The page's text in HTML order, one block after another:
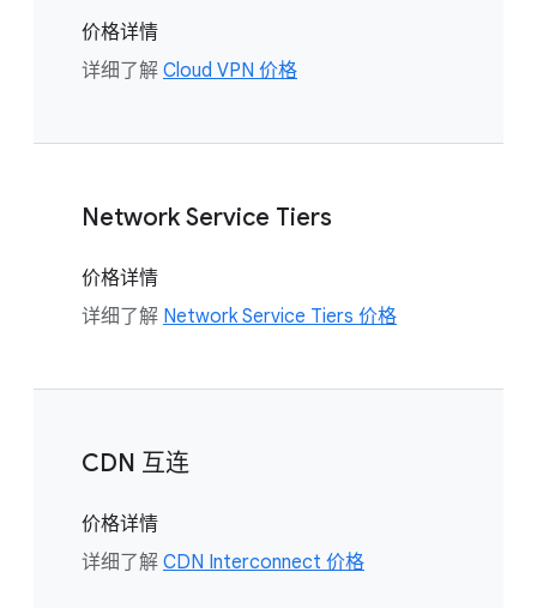
价格详情
详细了解 Cloud VPN 价格
Network Service Tiers
价格详情
详细了解 Network Service Tiers 价格
CDN 互连
价格详情
详细了解 CDN Interconnect 价格